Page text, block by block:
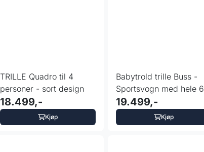
TRILLE Quadro til 4
personer - sort design
18.499,-
Kjøp
Babytrold trille Buss -
Sportsvogn med hele 6
sitteplasser
19.499,-
Kjøp